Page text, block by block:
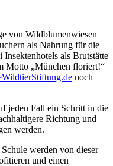
von Wildblumenwiesen
als Nahrung für die
als Brutstätte
Motto „München floriert!“
noch
jeden Fall ein Schritt in die
Richtung und
werden.
werden von dieser
und einen